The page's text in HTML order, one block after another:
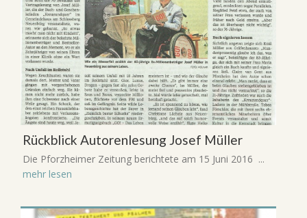
Rückblick Autorenlesung Josef Müller
Die Pforzheimer Zeitung berichtete am 15 Juni 2016 ...
mehr lesen